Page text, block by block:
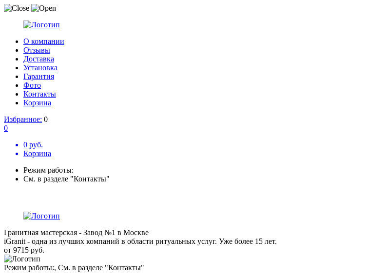
О компании
Отзывы
Доставка
Установка
Гарантия
Фото
Контакты
Корзина
Избранное: 0
0
0 руб.
Корзина
Режим работы:
См. в разделе "Контакты"
Гранитная мастерская - Завод №1 в Москве
iGranit - одна из лучших компаний в области ритуальных услуг. Уже более 15 лет.
от 9715 руб.
Режим работы:, См. в разделе "Контакты"